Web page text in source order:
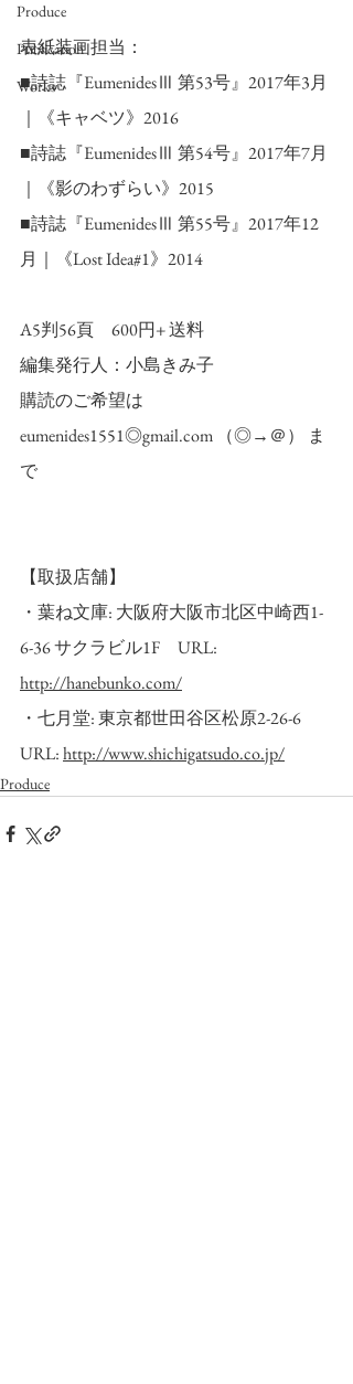
Produce
Publication
Works
表紙装画担当：
■詩誌『EumenidesⅢ 第53号』2017年3月
｜《キャベツ》2016
■詩誌『EumenidesⅢ 第54号』2017年7月
｜《影のわずらい》2015
■詩誌『EumenidesⅢ 第55号』2017年12
月｜《Lost Idea#1》2014
A5判56頁　600円+ 送料
編集発行人：小島きみ子
購読のご希望は
eumenides1551◎gmail.com （◎→＠） ま
で
【取扱店舗】
・葉ね文庫: 大阪府大阪市北区中崎西1-
6-36 サクラビル1F　URL:
http://hanebunko.com/
・七月堂: 東京都世田谷区松原2-26-6
URL: http://www.shichigatsudo.co.jp/
Produce